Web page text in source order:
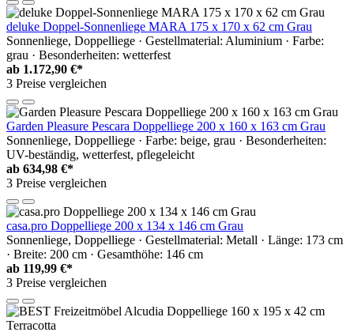
deluke Doppel-Sonnenliege MARA 175 x 170 x 62 cm Grau
Sonnenliege, Doppelliege · Gestellmaterial: Aluminium · Farbe:
grau · Besonderheiten: wetterfest
ab 1.172,90 €*
3 Preise vergleichen
Garden Pleasure Pescara Doppelliege 200 x 160 x 163 cm Grau
Sonnenliege, Doppelliege · Farbe: beige, grau · Besonderheiten:
UV-beständig, wetterfest, pflegeleicht
ab 634,98 €*
3 Preise vergleichen
casa.pro Doppelliege 200 x 134 x 146 cm Grau
Sonnenliege, Doppelliege · Gestellmaterial: Metall · Länge: 173 cm
· Breite: 200 cm · Gesamthöhe: 146 cm
ab 119,99 €*
3 Preise vergleichen